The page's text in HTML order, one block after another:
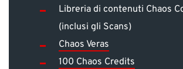
Libreria di contenuti Chaos
(inclusi gli Scans)
Chaos Veras
100 Chaos Credits